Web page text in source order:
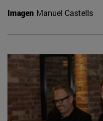
Imagen Manuel Castells